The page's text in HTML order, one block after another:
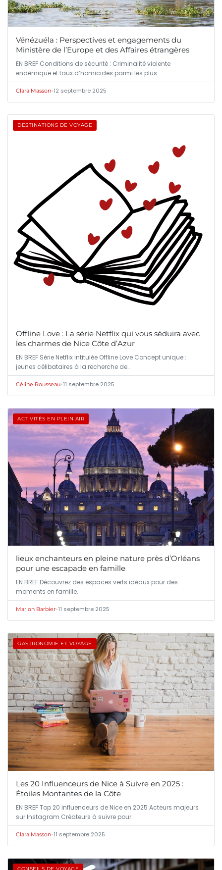
Vénézuéla : Perspectives et engagements du
Ministère de l’Europe et des Affaires étrangères
EN BREF Conditions de sécurité : Criminalité violente
endémique et taux d’homicides parmi les plus…
Clara Masson•12 septembre 2025
DESTINATIONS DE VOYAGE
Offline Love : La série Netflix qui vous séduira avec
les charmes de Nice Côte d’Azur
EN BREF Série Netflix intitulée Offline Love Concept unique :
jeunes célibataires à la recherche de…
Céline Rousseau•11 septembre 2025
ACTIVITÉS EN PLEIN AIR
lieux enchanteurs en pleine nature près d’Orléans
pour une escapade en famille
EN BREF Découvrez des espaces verts idéaux pour des
moments en famille.
Marion Barbier•11 septembre 2025
GASTRONOMIE ET VOYAGE
Les 20 Influenceurs de Nice à Suivre en 2025 :
Étoiles Montantes de la Côte
EN BREF Top 20 influenceurs de Nice en 2025 Acteurs majeurs
sur Instagram Créateurs à suivre pour…
Clara Masson•11 septembre 2025